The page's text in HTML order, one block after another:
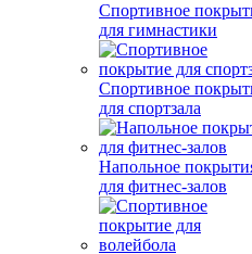
Спортивное
для гимнастики
Спортивное
для спортзала
Напольное
для фитнес-залов